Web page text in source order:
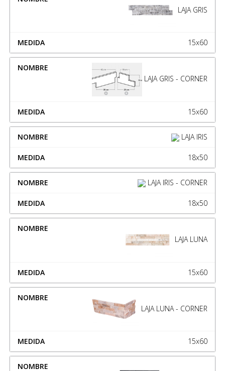
LAJA GRIS
15x60
LAJA GRIS - CORNER
15x60
LAJA IRIS
18x50
LAJA IRIS - CORNER
18x50
LAJA LUNA
15x60
LAJA LUNA - CORNER
15x60